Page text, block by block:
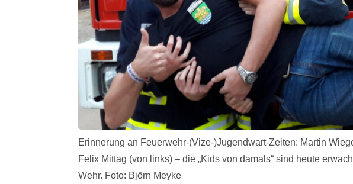
Erinnerung an Feuerwehr-(Vize-)Jugendwart-Zeiten: Martin
Felix Mittag (von links) – die „Kids von damals“ sind heute
Wehr. Foto: Björn Meyke